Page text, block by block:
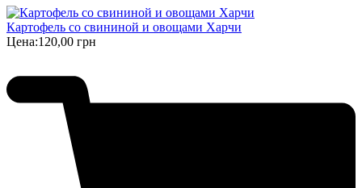
Картофель со свининой и овощами Харчи
Цена:120,00 грн